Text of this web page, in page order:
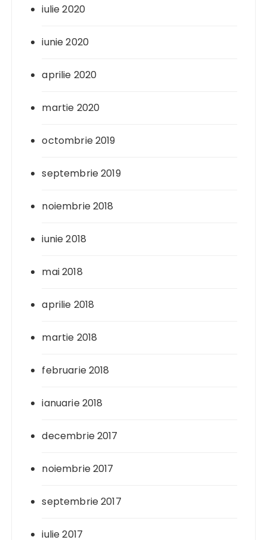
iulie 2020
iunie 2020
aprilie 2020
martie 2020
octombrie 2019
septembrie 2019
noiembrie 2018
iunie 2018
mai 2018
aprilie 2018
martie 2018
februarie 2018
ianuarie 2018
decembrie 2017
noiembrie 2017
septembrie 2017
iulie 2017